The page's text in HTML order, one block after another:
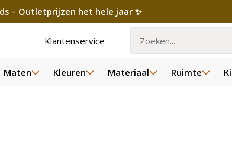
– Outletprijzen het hele jaar ✨
Klantenservice
Maten Kleuren Materiaal Ruimte